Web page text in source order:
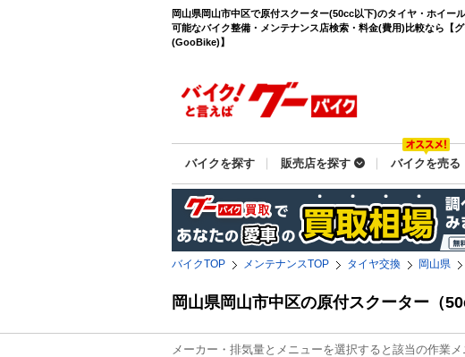
岡山県岡山市中区で原付スクーター(50cc以下)のタイヤ・ホイー
可能なバイク整備・メンテナンス店検索・料金(費用)比較なら【
(GooBike)】
バイクを探す 販売店を探す バイクを売る
バイクTOP メンテナンスTOP タイヤ交換 岡山県
岡山県岡山市中区の原付スクーター（
メーカー・排気量とメニューを選択すると該当の作業